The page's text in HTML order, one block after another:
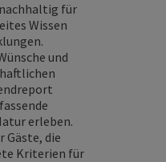
für
Wissen
und
erleben.
Gäste, die
Kriterien für